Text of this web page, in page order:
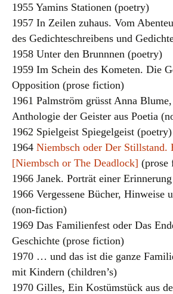
1955 Yamins Stationen (poetry)
1957 In Zeilen zuhaus. Vom
des Gedichteschreibens und
1958 Unter den Brunnnen (poetry)
1959 Im Schein des Kometen. Die
Opposition (prose fiction)
1961 Palmström grüsst Anna
Anthologie der Geister aus Poetia
1962 Spielgeist Spiegelgeist (poetry)
1964 Niembsch oder Der Stillstand.
[Niembsch or The Deadlock] (prose
1966 Janek. Porträt einer
1966 Vergessene Bücher, Hinweise
(non-fiction)
1969 Das Familienfest oder Das
Geschichte (prose fiction)
1970 … und das ist die ganze
mit Kindern (children’s)
1970 Gilles, Ein Kostümstück aus